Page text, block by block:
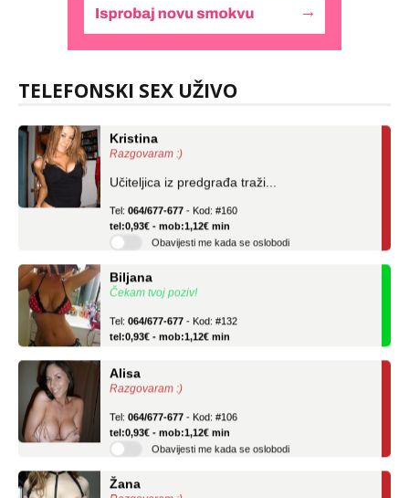
TELEFONSKI SEX UŽIVO
tel:0,93€ - mob:1,12€ min
Razgovaram :)
tel:0,93€ - mob:1,12€ min
Obavijesti me kada se oslobodi
Čekam tvoj poziv!
tel:0,93€ - mob:1,12€ min
Razgovaram :)
tel:0,93€ - mob:1,12€ min
Obavijesti me kada se oslobodi
Razgovaram :)